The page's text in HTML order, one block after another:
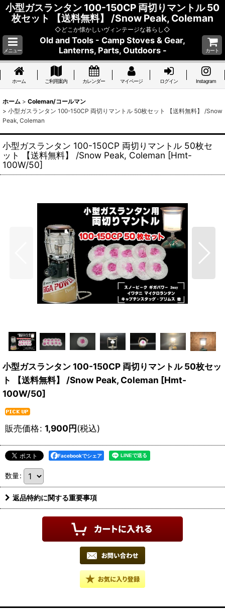
小型ガスランタン 100-150CP 両切りマントル 50
枚セット 【送料無料】 /Snow Peak, Coleman
◇どこか懐かしいヴィンテージな暮らし◇
メニュー
Old and Tools - Camp Stoves & Gear,
Lanterns, Parts, Outdoors -
カート
ホーム ご利用案内 カレンダー マイページ ログイン Instagram
ホーム > Coleman/コールマン
> 小型ガスランタン 100-150CP 両切りマントル 50枚セット 【送料無料】 /Snow
Peak, Coleman
小型ガスランタン 100-150CP 両切りマントル 50枚セ
ット 【送料無料】 /Snow Peak, Coleman [Hmt-
100W/50]
小型ガスランタン 100-150CP 両切りマントル 50枚セッ
ト 【送料無料】 /Snow Peak, Coleman [Hmt-
100W/50]
販売価格: 1,900円(税込)
Facebookでシェア
数量:
返品特約に関する重要事項